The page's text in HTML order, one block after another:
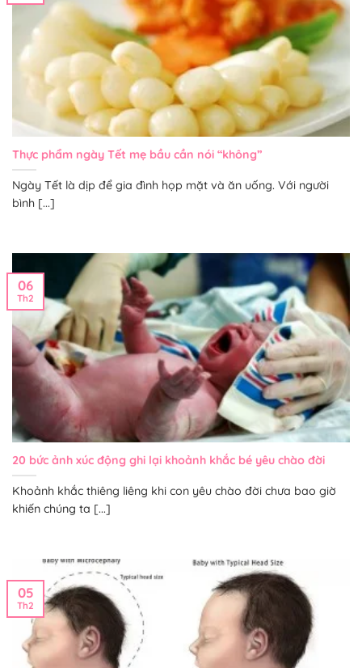
Thực phẩm ngày Tết mẹ bầu cần nói “không”
Ngày Tết là dịp để gia đình họp mặt và ăn uống. Với người
bình [...]
20 bức ảnh xúc động ghi lại khoảnh khắc bé yêu chào đời
Khoảnh khắc thiêng liêng khi con yêu chào đời chưa bao giờ
khiến chúng ta [...]
06
Th2
05
Th2